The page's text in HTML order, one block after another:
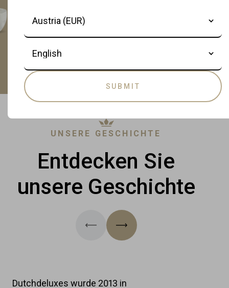
UNSERE GESCHICHTE
Entdecken Sie
unsere Geschichte
Dutchdeluxes wurde 2013 in
vorige nächste
SUBMIT